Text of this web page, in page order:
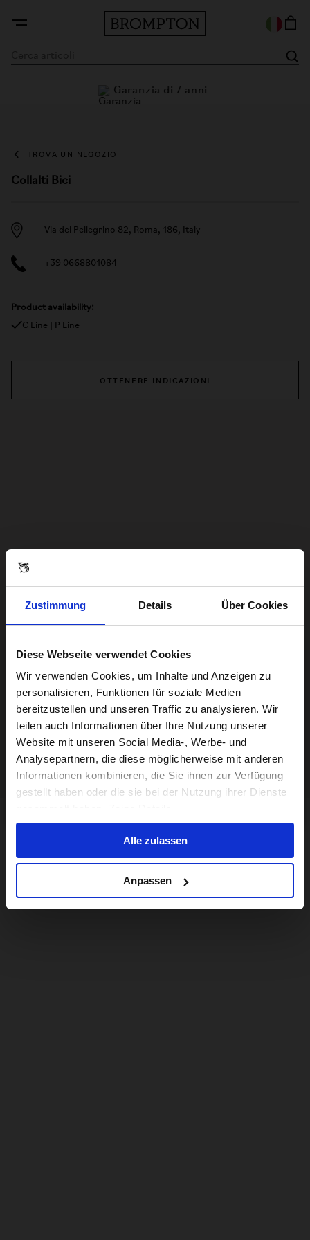
Zustimmung Details Über Cookies
Diese Webseite verwendet Cookies
Wir verwenden Cookies, um Inhalte und Anzeigen zu
personalisieren, Funktionen für soziale Medien
bereitzustellen und unseren Traffic zu analysieren. Wir
teilen auch Informationen über Ihre Nutzung unserer
Website mit unseren Social Media-, Werbe- und
Analysepartnern, die diese möglicherweise mit anderen
Informationen kombinieren, die Sie ihnen zur Verfügung
gestellt haben oder die sie bei der Nutzung ihrer Dienste
Alle zulassen
Anpassen
Garanzia di 7 anni
TROVA UN NEGOZIO
Collalti Bici
Via del Pellegrino 82, Roma, 186, Italy
+39 0668801084
Product availability:
C Line | P Line
OTTENERE INDICAZIONI
Visiting from the United States?
For a better experience, please visit our:
US website
No, stay here